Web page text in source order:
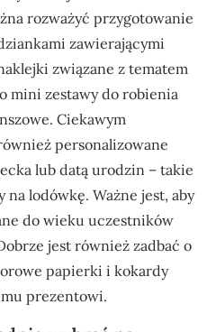
rozważyć przygotowanie
zawierającymi
związane z tematem
mini zestawy do robienia
Ciekawym
personalizowane
lub datą urodzin – takie
na lodówkę. Ważne jest, aby
do wieku uczestników
jest również zadbać o
papierki i kokardy
prezentowi.